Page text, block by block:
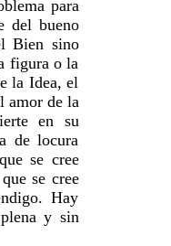
para
del bueno
Bien sino
figura o la
la Idea, el
amor de la
en su
de locura
se cree
se cree
Hay
y sin